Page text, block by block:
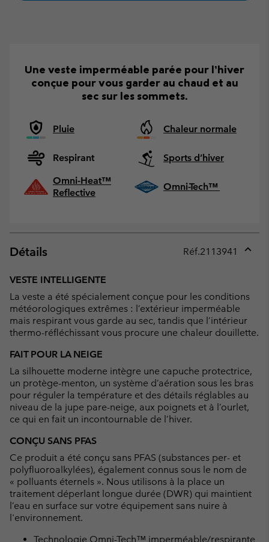
Une veste imperméable parée pour l’hiver
conçue pour vous garder au chaud et au
sec sur les sommets.
Pluie Chaleur normale
Respirant
Sports d’hiver
Omni-Heat™
Reflective
Omni-Tech™
Détails Réf.2113941
VESTE INTELLIGENTE
La veste a été spécialement conçue pour les conditions
météorologiques extrêmes : l’extérieur imperméable
mais respirant vous garde au sec, tandis que l’intérieur
thermo-réfléchissant vous procure une chaleur douillette.
FAIT POUR LA NEIGE
La silhouette moderne intègre une capuche protectrice,
un protège-menton, un système d’aération sous les bras
pour réguler la température et des détails réglables au
niveau de la jupe pare-neige, aux poignets et à l’ourlet,
ce qui en fait un incontournable de l’hiver.
CONÇU SANS PFAS
Ce produit a été conçu sans PFAS (substances per- et
polyfluoroalkylées), également connus sous le nom de
« polluants éternels ». Nous utilisons à la place un
traitement déperlant longue durée (DWR) qui maintient
l’eau en surface sur votre équipement sans nuire à
l'environnement.
Technologie Omni-Tech™ imperméable/respirante